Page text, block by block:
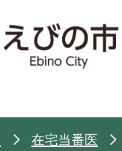
在宅当番医